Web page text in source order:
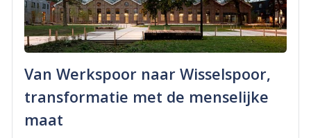
Van Werkspoor naar Wisselspoor,
transformatie met de menselijke
maat